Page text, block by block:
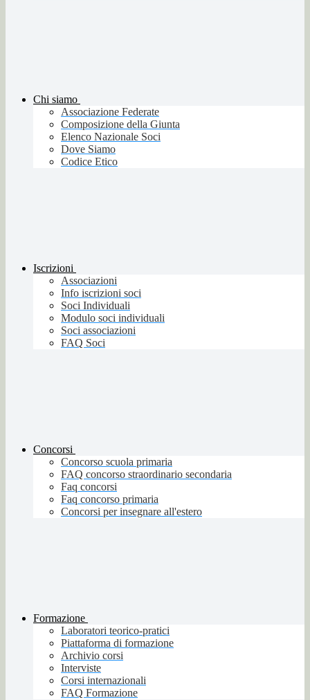
Chi siamo
Associazione Federate
Composizione della Giunta
Elenco Nazionale Soci
Dove Siamo
Codice Etico
Iscrizioni
Associazioni
Info iscrizioni soci
Soci Individuali
Modulo soci individuali
Soci associazioni
FAQ Soci
Concorsi
Concorso scuola primaria
FAQ concorso straordinario secondaria
Faq concorsi
Faq concorso primaria
Concorsi per insegnare all'estero
Formazione
Laboratori teorico-pratici
Piattaforma di formazione
Archivio corsi
Interviste
Corsi internazionali
FAQ Formazione